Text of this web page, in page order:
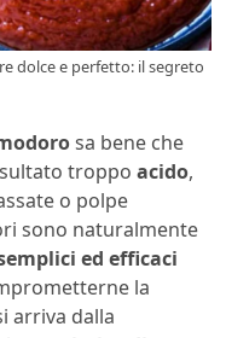
dolce e perfetto: il segreto
sa bene che
troppo acido,
o polpe
sono naturalmente
ed efficaci
la
arriva dalla